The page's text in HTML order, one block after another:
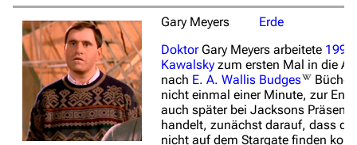
Gary Meyers
Erde
DoktorGary Meyers arbeitete 1995
Kawalsky zum ersten Mal in die
nach E. A. Wallis Budges
nicht einmal einer Minute, zur
auch später bei Jacksons
handelt, zunächst darauf, dass
nicht auf dem Stargate finden